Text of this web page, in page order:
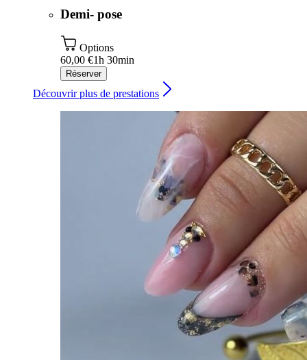
Demi- pose
Options
60,00 €1h 30min
Réserver
Découvrir plus de prestations